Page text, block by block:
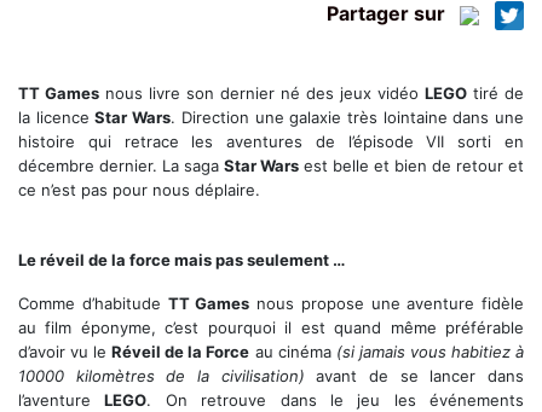
Partager sur
TT Games nous livre son dernier né des jeux vidéo LEGO tiré de
la licenceStar Wars. Direction une galaxie très lointaine dans une
histoire qui retrace les aventures de l’épisode VII sorti en
décembre dernier. La saga Star Wars est belle et bien de retour et
ce n’est pas pour nous déplaire.
Le réveil de la force mais pas seulement …
Comme d’habitude TT Games nous propose une aventure fidèle
au film éponyme, c’est pourquoi il est quand même préférable
d’avoir vu leRéveil de la Force au cinéma (si jamais vous habitiez à
10000 kilomètres de la civilisation) avant de se lancer dans
l’aventureLEGO. On retrouve dans le jeu les événements